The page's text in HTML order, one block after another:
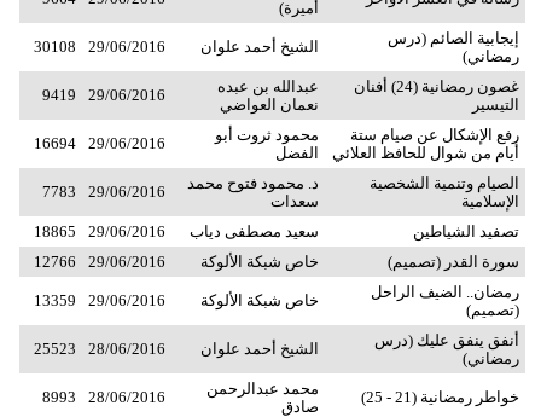
أميرة)
إيجابية الصائم (درس
رمضاني)
الشيخ أحمد علوان 29/06/2016
30108
غصون رمضانية (24) أفنان
التيسير
عبدالله بن عبده
نعمان العواضي
29/06/2016
9419
رفع الإشكال عن صيام ستة
أيام من شوال للحافظ العلائي
محمود ثروت أبو
الفضل
29/06/2016
16694
الصيام وتنمية الشخصية
الإسلامية
د. محمود فتوح محمد
سعدات
29/06/2016
7783
تصفيد الشياطين سعيد مصطفى دياب 29/06/2016
18865
سورة القدر (تصميم)
خاص شبكة الألوكة 29/06/2016
12766
رمضان.. الضيف الراحل
(تصميم)
خاص شبكة الألوكة 29/06/2016
13359
أنفق ينفق عليك (درس
رمضاني)
الشيخ أحمد علوان 28/06/2016
25523
خواطر رمضانية (21 - 25)
محمد عبدالرحمن
صادق
28/06/2016
8993